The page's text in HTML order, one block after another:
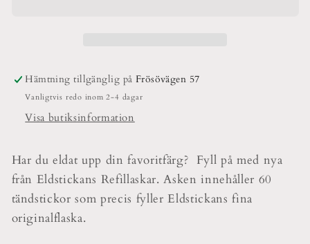
Hämtning tillgänglig på Frösövägen 57
Vanligtvis redo inom 2-4 dagar
Visa butiksinformation
Har du eldat upp din favoritfärg? Fyll på med nya
från Eldstickans Refillaskar. Asken innehåller 60
tändstickor som precis fyller Eldstickans fina
originalflaska.